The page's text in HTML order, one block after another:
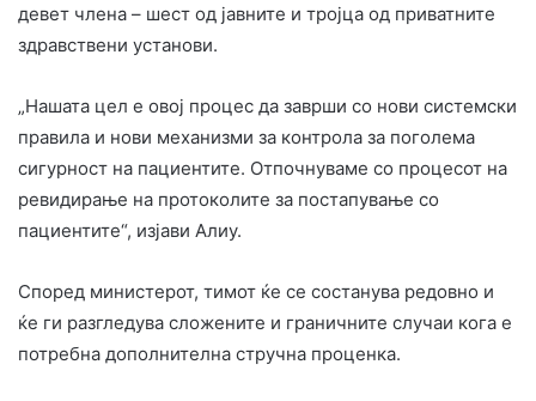
девет члена – шест од јавните и тројца од приватните
здравствени установи.
„Нашата цел е овој процес да заврши со нови системски
правила и нови механизми за контрола за поголема
сигурност на пациентите. Отпочнуваме со процесот на
ревидирање на протоколите за постапување со
пациентите“, изјави Алиу.
Според министерот, тимот ќе се состанува редовно и
ќе ги разгледува сложените и граничните случаи кога е
потребна дополнителна стручна проценка.